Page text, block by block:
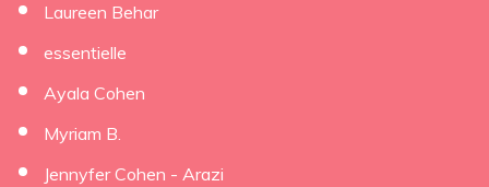
Laureen Behar
essentielle
Ayala Cohen
Myriam B.
Jennyfer Cohen - Arazi